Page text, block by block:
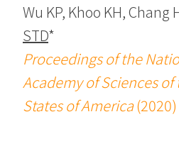
Wu KP, Khoo KH, Chang
STD*
Proceedings of the
Academy of Sciences
States of America(2020)